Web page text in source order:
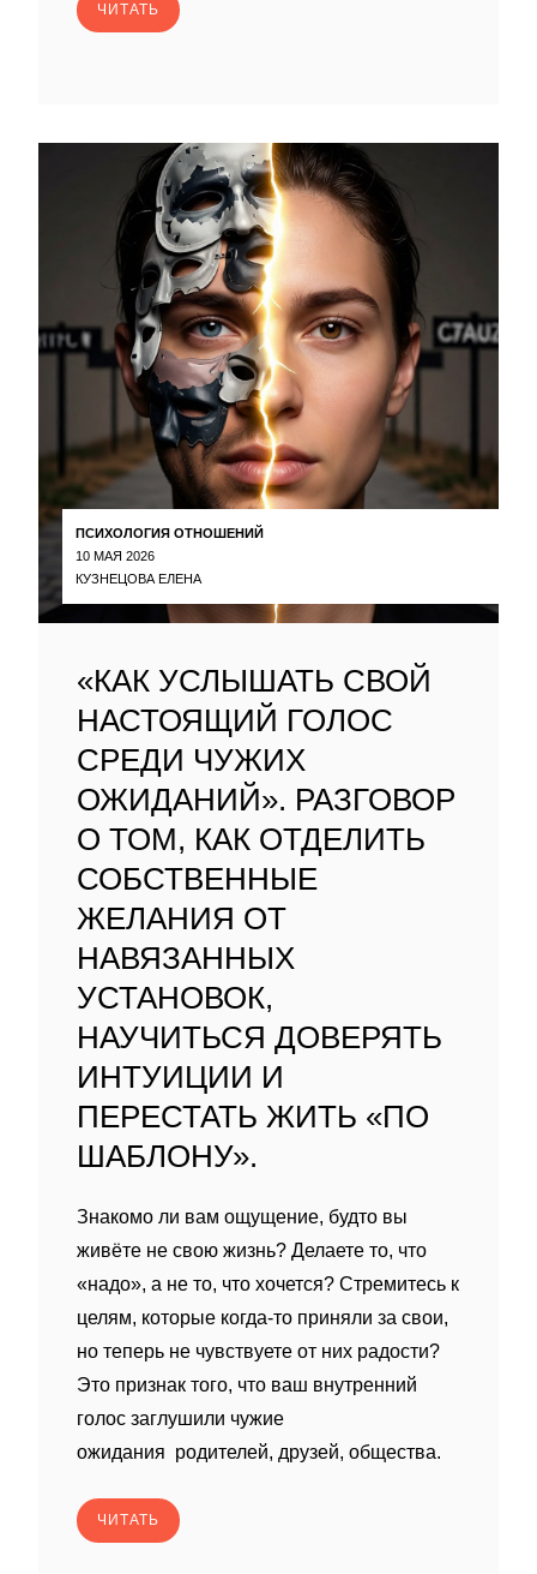
ЧИТАТЬ
ПСИХОЛОГИЯ ОТНОШЕНИЙ
10 МАЯ 2026
КУЗНЕЦОВА ЕЛЕНА
«КАК УСЛЫШАТЬ СВОЙ
НАСТОЯЩИЙ ГОЛОС
СРЕДИ ЧУЖИХ
ОЖИДАНИЙ». РАЗГОВОР
О ТОМ, КАК ОТДЕЛИТЬ
СОБСТВЕННЫЕ
ЖЕЛАНИЯ ОТ
НАВЯЗАННЫХ
УСТАНОВОК,
НАУЧИТЬСЯ ДОВЕРЯТЬ
ИНТУИЦИИ И
ПЕРЕСТАТЬ ЖИТЬ «ПО
ШАБЛОНУ».
Знакомо ли вам ощущение, будто вы
живёте не свою жизнь? Делаете то, что
«надо», а не то, что хочется? Стремитесь к
целям, которые когда‑то приняли за свои,
но теперь не чувствуете от них радости?
Это признак того, что ваш внутренний
голос заглушили чужие
ожидания родителей, друзей, общества.
ЧИТАТЬ